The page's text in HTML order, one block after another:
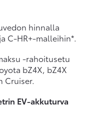
hinnalla
C-HR+-malleihin*.
-rahoitusetu
bZ4X, bZ4X
Cruiser.
EV-akkuturva